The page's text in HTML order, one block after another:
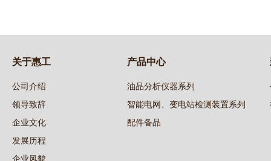
关于惠工
公司介绍
领导致辞
企业文化
发展历程
企业风貌
产品中心
油品分析仪器系列
智能电网、变电站检测装置系列
配件备品